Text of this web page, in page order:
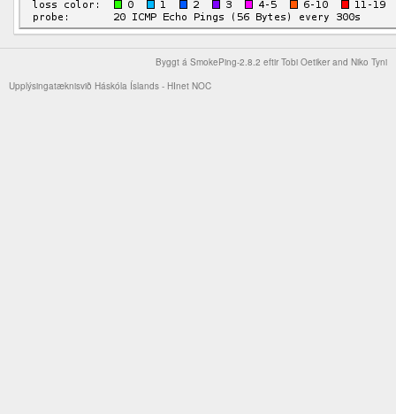
Byggt á SmokePing-2.8.2 eftir Tobi Oetiker and Niko Tyni
Upplýsingatæknisvið Háskóla Íslands - HInet NOC